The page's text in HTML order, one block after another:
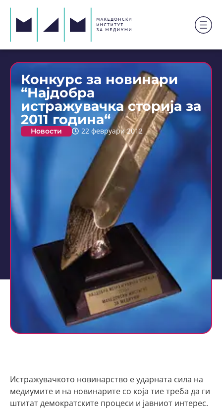
Конкурс за новинари
“Најдобра
истражувачка сторија за
2011 година“
Новости 22 февруари 2012
Истражувачкото новинарство е ударната сила на
медиумите и на новинарите со која тие треба да ги
штитат демократските процеси и јавниот интерес.